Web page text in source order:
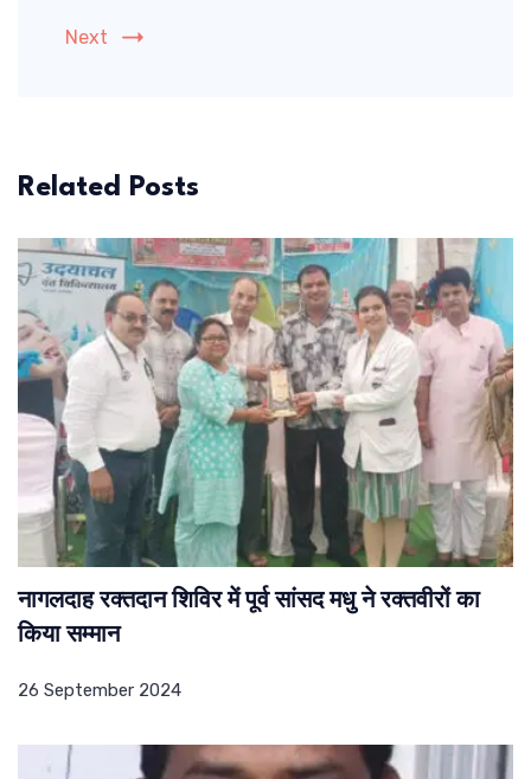
Next
Related Posts
नागलदाह रक्तदान शिविर में पूर्व सांसद मधु ने रक्तवीरों का
किया सम्मान
26 September 2024